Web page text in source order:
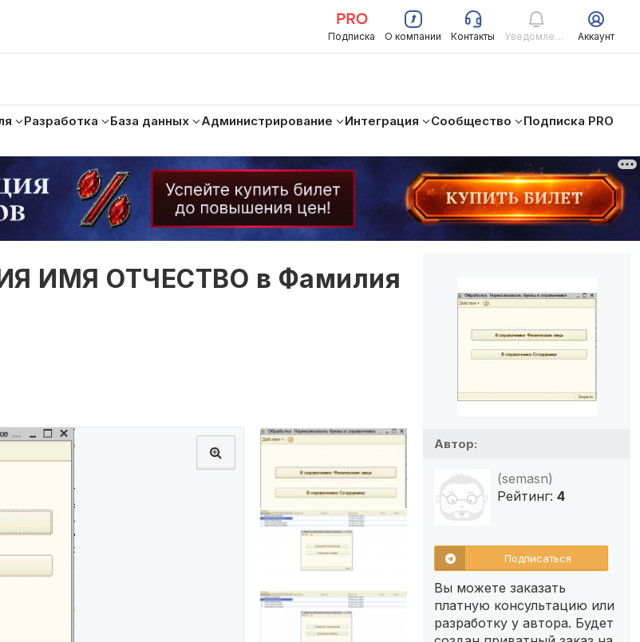
Подписка О компании Контакты Уведомления Аккаунт
Разработка База данных Администрирование Интеграция Сообщество
Подписка PRO
ИМЯ ОТЧЕСТВО в Фамилия
Автор:
(semasn)
Рейтинг: 4
Подписаться
Вы можете заказать
платную консультацию или
разработку у автора. Будет